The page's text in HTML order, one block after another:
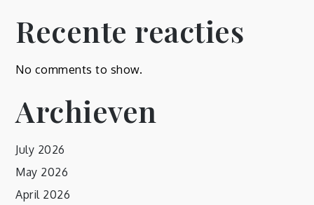
Recente reacties
No comments to show.
Archieven
July 2026
May 2026
April 2026